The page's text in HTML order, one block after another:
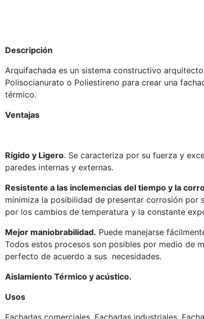
Descripción
Arquifachada es un sistema constructivo
Polisocianurato o Poliestireno para crear una
térmico.
Ventajas
Rígido y Ligero. Se caracteriza por su fuerza y
paredes internas y externas.
Resistente a las inclemencias del tiempo y la
minimiza la posibilidad de presentar corrosión por
por los cambios de temperatura y la constante
Mejor maniobrabilidad. Puede manejarse
Todos estos procesos son posibles por medio de
perfecto de acuerdo a sus necesidades.
Aislamiento Térmico y acústico.
Usos
Fachadas comerciales, Fachadas industriales,